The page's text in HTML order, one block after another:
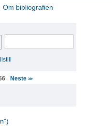
Om bibliografien
Neste>>